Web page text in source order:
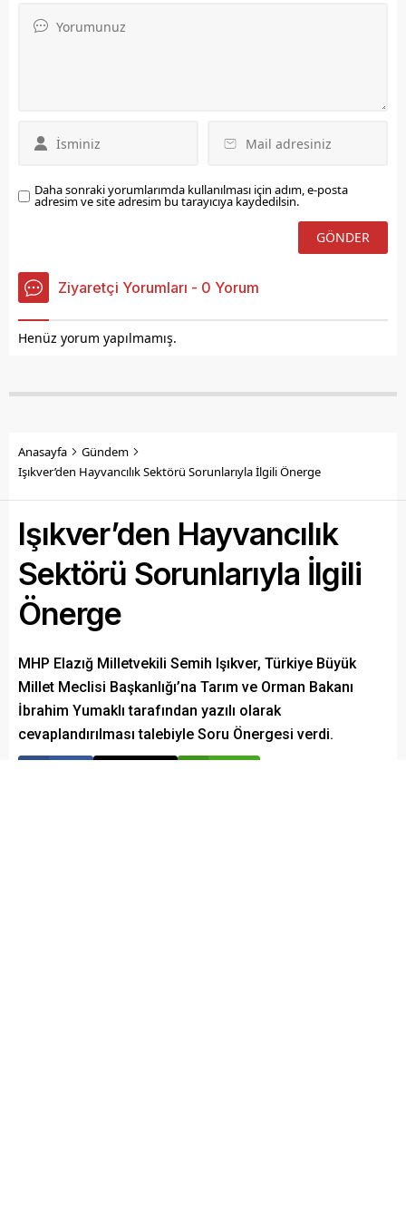
Melikşah Güleç,
Daha sonraki yorumlarımda kullanılması için adım, e-posta
adresim ve site adresim bu tarayıcıya kaydedilsin.
Ziyaretçi Yorumları - 0 Yorum
Henüz yorum yapılmamış.
Anasayfa
Gündem
Işıkver’den Hayvancılık Sektörü Sorunlarıyla İlgili Önerge
Işıkver’den Hayvancılık
Sektörü Sorunlarıyla İlgili
Önerge
MHP Elazığ Milletvekili Semih Işıkver, Türkiye Büyük
Millet Meclisi Başkanlığı’na Tarım ve Orman Bakanı
İbrahim Yumaklı tarafından yazılı olarak
cevaplandırılması talebiyle Soru Önergesi verdi.